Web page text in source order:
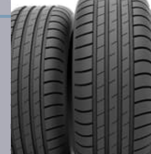
Σας παρέχουμε τη βέλτιστη δυνατή
ελαστικά που καλύπτουν τις ανάγκες
οχήματος!
ΓΕΜΗ 177849912000
ΑΦΜ 802516616